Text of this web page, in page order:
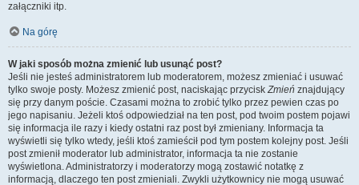
załączniki itp.
Na górę
W jaki sposób można zmienić lub usunąć post?
Jeśli nie jesteś administratorem lub moderatorem, możesz zmieniać i usuwać
tylko swoje posty. Możesz zmienić post, naciskając przyciskZmień znajdujący
się przy danym poście. Czasami można to zrobić tylko przez pewien czas po
jego napisaniu. Jeżeli ktoś odpowiedział na ten post, pod twoim postem pojawi
się informacja ile razy i kiedy ostatni raz post był zmieniany. Informacja ta
wyświetli się tylko wtedy, jeśli ktoś zamieścił pod tym postem kolejny post. Jeśli
post zmienił moderator lub administrator, informacja ta nie zostanie
wyświetlona. Administratorzy i moderatorzy mogą zostawić notatkę z
informacją, dlaczego ten post zmieniali. Zwykli użytkownicy nie mogą usuwać